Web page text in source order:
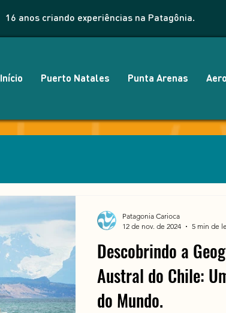
16 anos criando experiências na Patagônia.
Início Puerto Natales Punta Arenas
Descobrindo a
Austral do Chile:
do Mundo.
Patagonia Carioca
12 de nov. de 2024
5 min de